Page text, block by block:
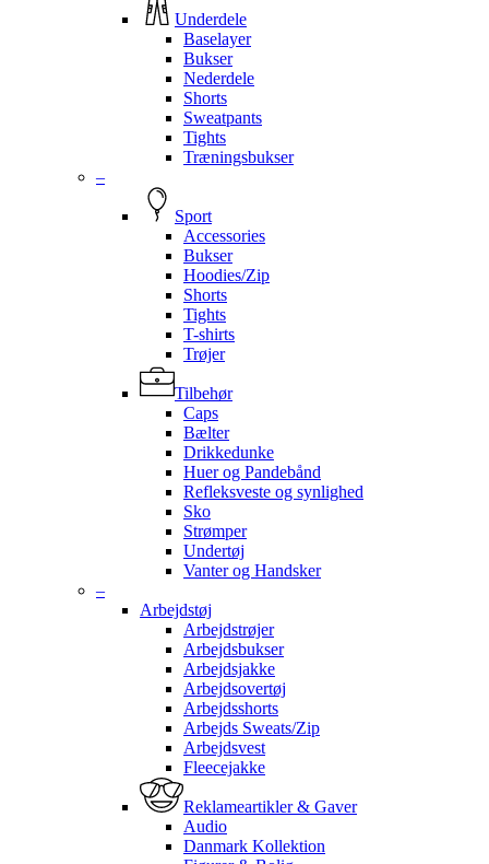
Underdele
Baselayer
Bukser
Nederdele
Shorts
Sweatpants
Tights
Træningsbukser
–
Sport
Accessories
Bukser
Hoodies/Zip
Shorts
Tights
T-shirts
Trøjer
Tilbehør
Caps
Bælter
Drikkedunke
Huer og Pandebånd
Refleksveste og synlighed
Sko
Strømper
Undertøj
Vanter og Handsker
–
Arbejdstøj
Arbejdstrøjer
Arbejdsbukser
Arbejdsjakke
Arbejdsovertøj
Arbejdsshorts
Arbejds Sweats/Zip
Arbejdsvest
Fleecejakke
Reklameartikler & Gaver
Audio
Danmark Kollektion